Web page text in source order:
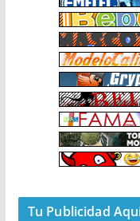
Tu Publicidad